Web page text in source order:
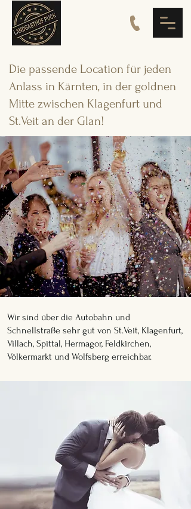
Die passende Location für jeden
Anlass in Kärnten, in der goldnen
Mitte zwischen Klagenfurt und
St.Veit an der Glan!
Wir sind über die Autobahn und
Schnellstraße sehr gut von St.Veit, Klagenfurt,
Villach, Spittal, Hermagor, Feldkirchen,
Völkermarkt und Wolfsberg erreichbar.